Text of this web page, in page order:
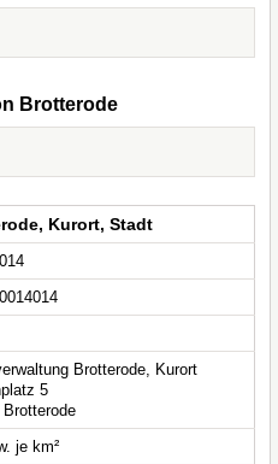
Brotterode
Kurort, Stadt
Brotterode, Kurort
5
Brotterode
je km²